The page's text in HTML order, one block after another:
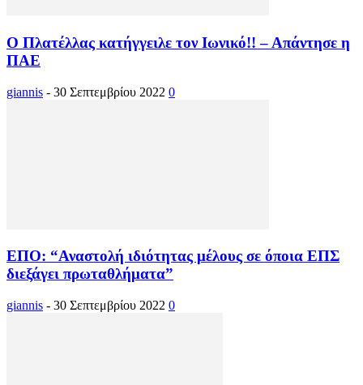
Ο Πλατέλλας κατήγγειλε τον Ιωνικό!! – Απάντησε η
ΠΑΕ
giannis - 30 Σεπτεμβρίου 2022 0
EΠΟ: “Αναστολή ιδιότητας μέλους σε όποια ΕΠΣ
διεξάγει πρωταθλήματα”
giannis - 30 Σεπτεμβρίου 2022 0